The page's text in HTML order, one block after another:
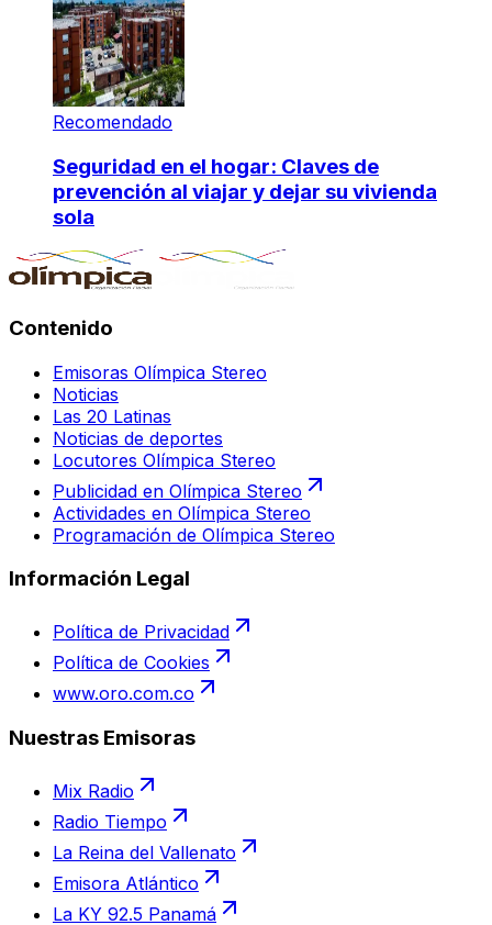
Recomendado
Seguridad en el hogar: Claves de
prevención al viajar y dejar su vivienda
sola
Contenido
Emisoras Olímpica Stereo
Noticias
Las 20 Latinas
Noticias de deportes
Locutores Olímpica Stereo
Publicidad en Olímpica Stereo
Actividades en Olímpica Stereo
Programación de Olímpica Stereo
Información Legal
Política de Privacidad
Política de Cookies
www.oro.com.co
Nuestras Emisoras
Mix Radio
Radio Tiempo
La Reina del Vallenato
Emisora Atlántico
La KY 92.5 Panamá